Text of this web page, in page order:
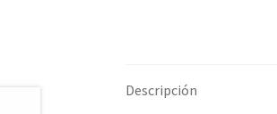
Descripción